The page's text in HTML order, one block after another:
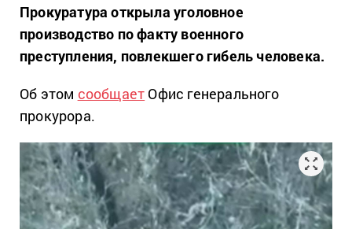
Прокуратура открыла уголовное
производство по факту военного
преступления, повлекшего гибель человека.
Об этом сообщает Офис генерального
прокурора.